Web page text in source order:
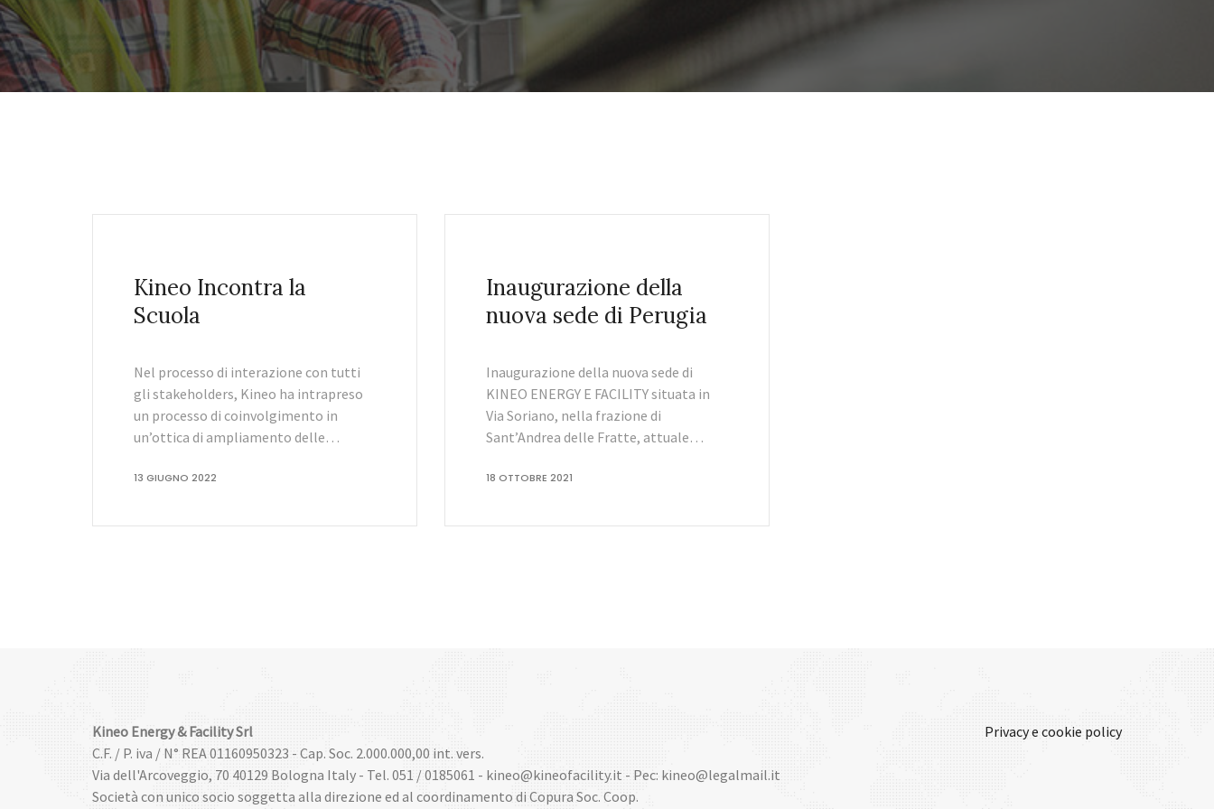
Kineo Incontra la
Scuola
Nel processo di interazione con tutti
gli stakeholders, Kineo ha intrapreso
un processo di coinvolgimento in
un’ottica di ampliamento delle…
13 GIUGNO 2022
Inaugurazione della
nuova sede di Perugia
Inaugurazione della nuova sede di
KINEO ENERGY E FACILITY situata in
Via Soriano, nella frazione di
Sant’Andrea delle Fratte, attuale…
18 OTTOBRE 2021
Kineo Energy & Facility Srl
C.F. / P. iva / N° REA 01160950323 - Cap. Soc. 2.000.000,00 int. vers.
Via dell'Arcoveggio, 70 40129 Bologna Italy - Tel. 051 / 0185061 - kineo@kineofacility.it - Pec: kineo@legalmail.it
Società con unico socio soggetta alla direzione ed al coordinamento di Copura Soc. Coop.
Privacy e cookie policy